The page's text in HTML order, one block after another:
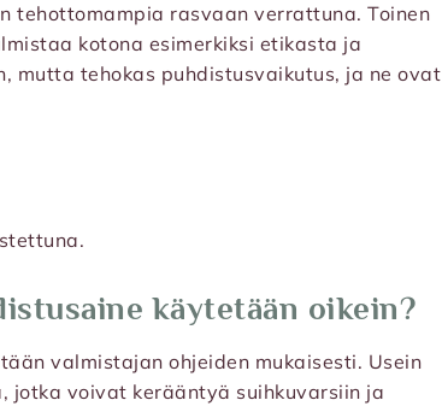
tehottomampia rasvaan verrattuna. Toinen
kotona esimerkiksi etikasta ja
mutta tehokas puhdistusvaikutus, ja ne ovat
käytetään oikein?
valmistajan ohjeiden mukaisesti. Usein
jotka voivat kerääntyä suihkuvarsiin ja